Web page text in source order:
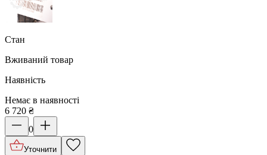
Стан
Вживаний товар
Наявність
Немає в наявності
6 720 ₴
0
Уточнити